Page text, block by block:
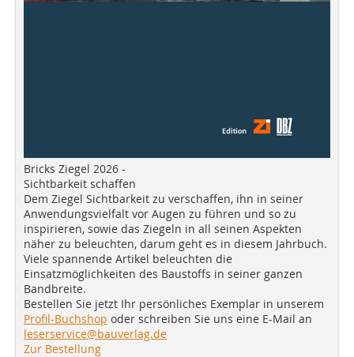
Bricks Ziegel 2026 -
Sichtbarkeit schaffen
Dem Ziegel Sichtbarkeit zu verschaffen, ihn in seiner
Anwendungsvielfalt vor Augen zu führen und so zu
inspirieren, sowie das Ziegeln in all seinen Aspekten
näher zu beleuchten, darum geht es in diesem Jahrbuch.
Viele spannende Artikel beleuchten die
Einsatzmöglichkeiten des Baustoffs in seiner ganzen
Bandbreite.
Bestellen Sie jetzt Ihr persönliches Exemplar in unserem
Profil-Buchshop oder schreiben Sie uns eine E-Mail an
leserservice@bauverlag.de
Zur Bestellung